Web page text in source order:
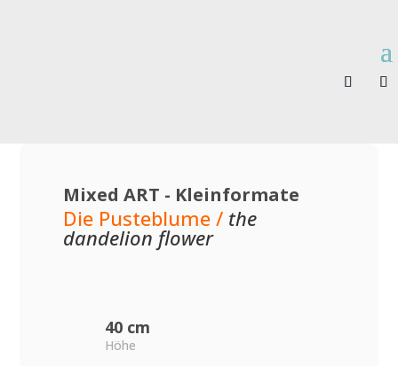
Mixed ART - Kleinformate
Die Pusteblume /the
dandelion flower
40 cm
Höhe